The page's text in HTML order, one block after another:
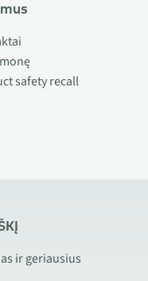
safety recall
ir geriausius